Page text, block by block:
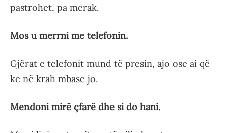
pastrohet, pa merak.
Mos u merrni me telefonin.
Gjërat e telefonit mund të presin, ajo ose ai që
ke në krah mbase jo.
Mendoni mirë çfarë dhe si do hani.